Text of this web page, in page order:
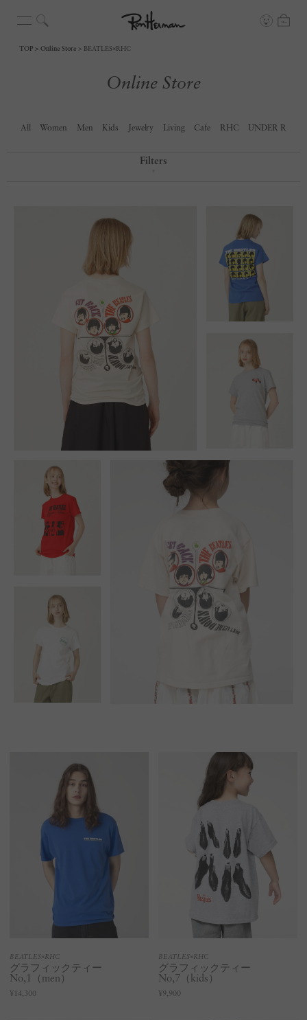
TOP Online Store BEATLES×RHC
Online Store
All Women Men Kids Jewelry Living Cafe RHC UNDER R
Filters
BEATLES×RHC
グラフィックティー
No,1（men）
¥14,300
BEATLES×RHC
グラフィックティー
No,7（kids）
¥9,900